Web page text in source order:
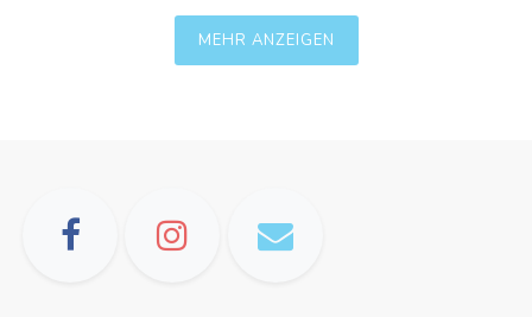
MEHR ANZEIGEN